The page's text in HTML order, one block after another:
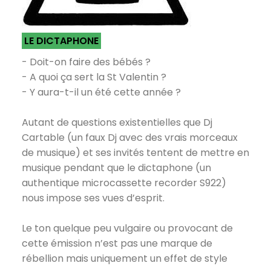
LE DICTAPHONE
- Doit-on faire des bébés ?
- A quoi ça sert la St Valentin ?
- Y aura-t-il un été cette année ?
Autant de questions existentielles que Dj
Cartable (un faux Dj avec des vrais morceaux
de musique) et ses invités tentent de mettre en
musique pendant que le dictaphone (un
authentique microcassette recorder S922)
nous impose ses vues d’esprit.
Le ton quelque peu vulgaire ou provocant de
cette émission n’est pas une marque de
rébellion mais uniquement un effet de style